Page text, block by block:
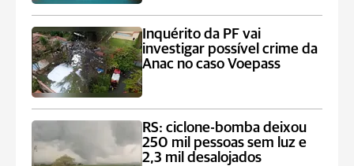
Inquérito da PF vai
investigar possível crime da
Anac no caso Voepass
RS: ciclone-bomba deixou
250 mil pessoas sem luz e
2,3 mil desalojados